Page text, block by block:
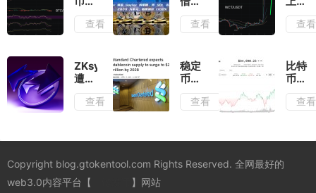
美
元，
开
启？
的
IRS
跌背
后的
调至
83,000
技术
指标
与市
场情
解读
查看
Saylor
的策
SOL
资产
增加
元，
飙升
查看
热
潮：
引爆
60%
涨
幅，
崛起
查看
ZKsync
遭遇
500
万美
窃，
项目
面临
查看
稳定
币
2028
年或
美
2025
查看
比特
币在
美元
前，
查看
Copyright blog.gtokentool.com Rights Reserved. 全网最好的
web3.0内容平台【
】网站